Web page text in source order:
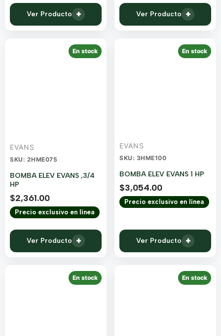
Ver Producto + Ver Producto +
En stock
EVANS
SKU: 2HME075
BOMBA ELEV EVANS ,3/4
HP
$2,361.00
Precio exclusivo en línea
Ver Producto +
En stock
EVANS
SKU: 3HME100
BOMBA ELEV EVANS 1 HP
$3,054.00
Precio exclusivo en línea
Ver Producto +
En stock En stock